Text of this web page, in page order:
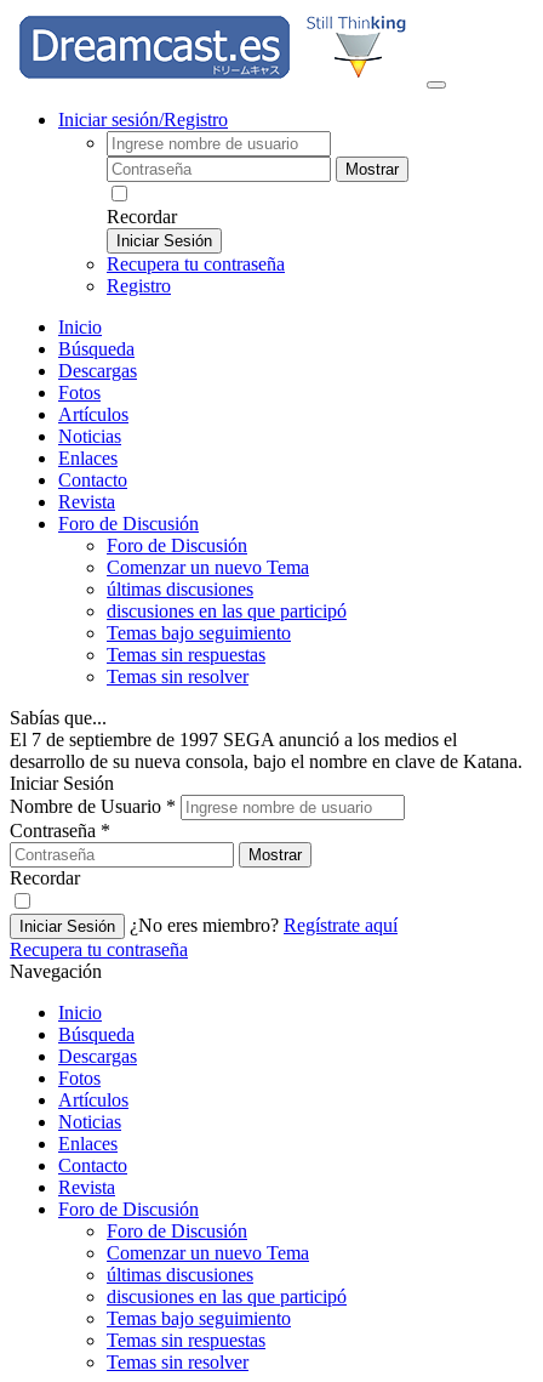
Iniciar sesión/Registro
Mostrar
Recordar
Iniciar Sesión
Recupera tu contraseña
Registro
Inicio
Búsqueda
Descargas
Fotos
Artículos
Noticias
Enlaces
Contacto
Revista
Foro de Discusión
Foro de Discusión
Comenzar un nuevo Tema
últimas discusiones
discusiones en las que participó
Temas bajo seguimiento
Temas sin respuestas
Temas sin resolver
Sabías que...
El 7 de septiembre de 1997 SEGA anunció a los medios el
desarrollo de su nueva consola, bajo el nombre en clave de Katana.
Iniciar Sesión
Nombre de Usuario *
Contraseña *
Mostrar
Recordar
Iniciar Sesión ¿No eres miembro? Regístrate aquí
Recupera tu contraseña
Navegación
Inicio
Búsqueda
Descargas
Fotos
Artículos
Noticias
Enlaces
Contacto
Revista
Foro de Discusión
Foro de Discusión
Comenzar un nuevo Tema
últimas discusiones
discusiones en las que participó
Temas bajo seguimiento
Temas sin respuestas
Temas sin resolver